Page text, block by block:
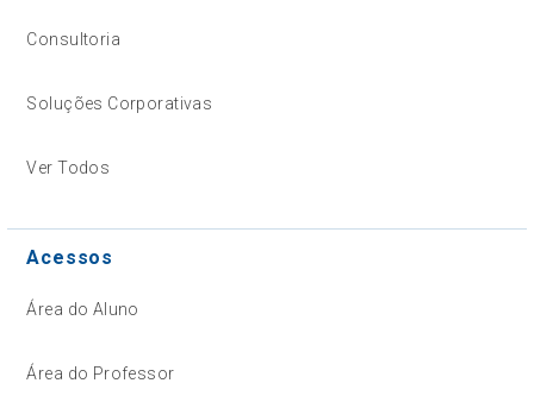
Consultoria
Soluções Corporativas
Ver Todos
Acessos
Área do Aluno
Área do Professor